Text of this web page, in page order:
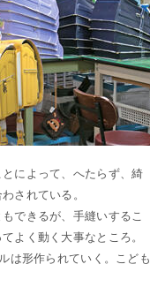
によって、へたらず、綺
されている。
できるが、手縫いするこ
よく動く大事なところ。
は形作られていく。こども